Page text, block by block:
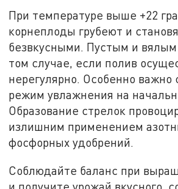
При температуре выше +22
корнеплоды грубеют и
безвкусными. Пустым и вялым
том случае, если полив
нерегулярно. Особенно важно
режим увлажнения на
Образование стрелок
излишним применением
фосфорных удобрений.
Соблюдайте баланс при